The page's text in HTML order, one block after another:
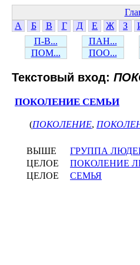
А
Б В Г Д Е Ж З
П-В...
ПАН...
ПОМ...
ПОО...
Текстовый вход:
ПОКОЛЕНИЕ СЕМЬИ
(ПОКОЛЕНИЕ,
ВЫШЕ
ГРУППА
ЦЕЛОЕ
ПОКОЛЕНИЕ
ЦЕЛОЕ
СЕМЬЯ